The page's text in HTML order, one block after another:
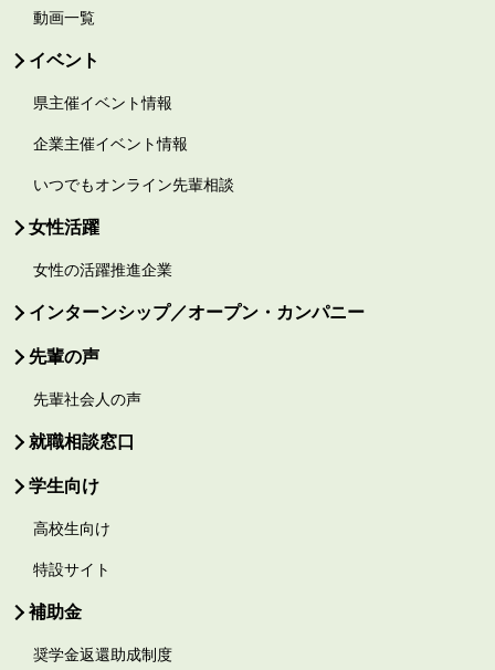
動画一覧
イベント
県主催イベント情報
企業主催イベント情報
いつでもオンライン先輩相談
女性活躍
女性の活躍推進企業
インターンシップ／オープン・カンパニー
先輩の声
先輩社会人の声
就職相談窓口
学生向け
高校生向け
特設サイト
補助金
奨学金返還助成制度